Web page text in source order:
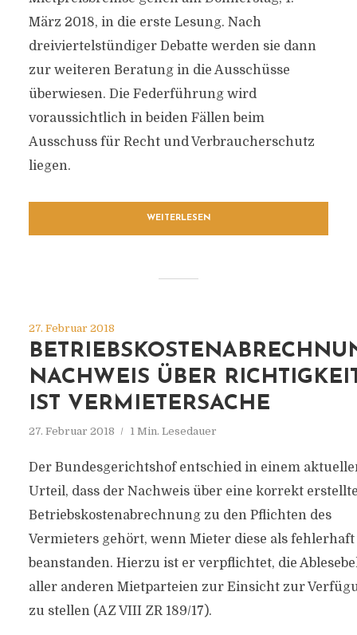
März 2018, in die erste Lesung. Nach
dreiviertelstündiger Debatte werden sie dann
zur weiteren Beratung in die Ausschüsse
überwiesen. Die Federführung wird
voraussichtlich in beiden Fällen beim
Ausschuss für Recht und Verbraucherschutz
liegen.
WEITERLESEN
27. Februar 2018
NACHWEIS ÜBER
IST VERMIETERSACHE
27. Februar 2018 1 Min. Lesedauer
Der Bundesgerichtshof entschied in einem
Urteil, dass der Nachweis über eine korrekt
Betriebskostenabrechnung zu den Pflichten des
Vermieters gehört, wenn Mieter diese als fehlerhaft
beanstanden. Hierzu ist er verpflichtet, die
aller anderen Mietparteien zur Einsicht zur
zu stellen (AZ VIII ZR 189/17).